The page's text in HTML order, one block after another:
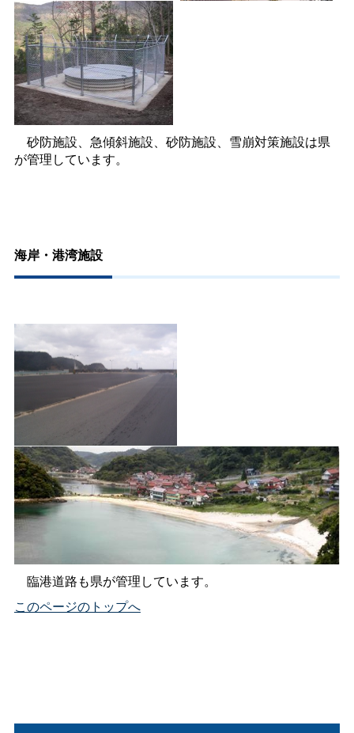
砂防施設、急傾斜施設、砂防施設、雪崩対策施設は県
が管理しています。
海岸・港湾施設
臨港道路も県が管理しています。
このページのトップへ